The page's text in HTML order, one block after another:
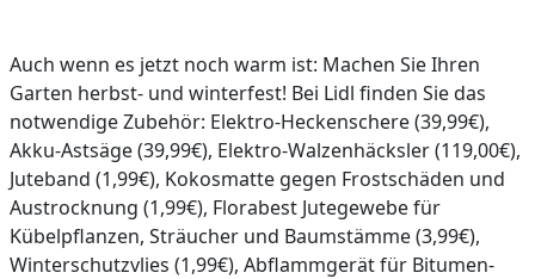
Auch wenn es jetzt noch warm ist: Machen Sie Ihren
Garten herbst- und winterfest! Bei Lidl finden Sie das
notwendige Zubehör: Elektro-Heckenschere (39,99€),
Akku-Astsäge (39,99€), Elektro-Walzenhäcksler (119,00€),
Juteband (1,99€), Kokosmatte gegen Frostschäden und
Austrocknung (1,99€), Florabest Jutegewebe für
Kübelpflanzen, Sträucher und Baumstämme (3,99€),
Winterschutzvlies (1,99€), Abflammgerät für Bitumen-